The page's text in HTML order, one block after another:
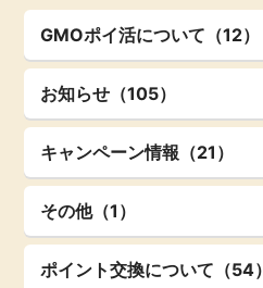
GMOポイ活について（12）
お知らせ（105）
キャンペーン情報（21）
その他（1）
ポイント交換について（54）